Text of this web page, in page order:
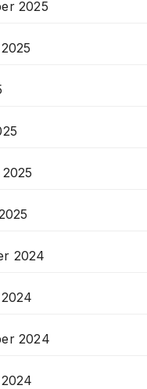
2025
2024
2024